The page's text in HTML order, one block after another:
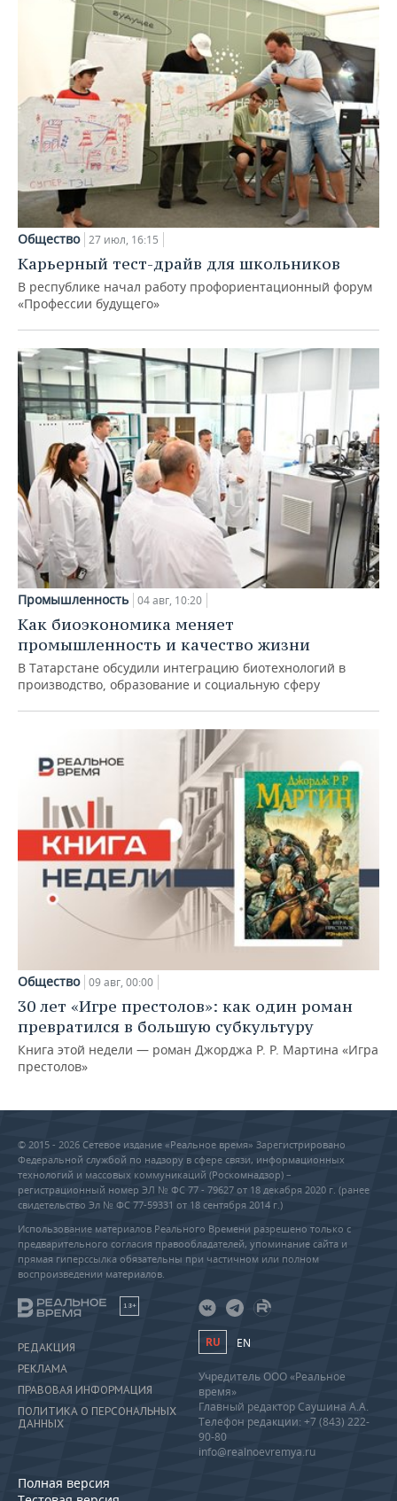
Общество 27 июл, 16:15
Карьерный тест-драйв для школьников
В республике начал работу профориентационный форум
«Профессии будущего»
Промышленность 04 авг, 10:20
Как биоэкономика меняет
промышленность и качество жизни
В Татарстане обсудили интеграцию биотехнологий в
производство, образование и социальную сферу
Общество 09 авг, 00:00
30 лет «Игре престолов»: как один роман
превратился в большую субкультуру
Книга этой недели — роман Джорджа Р. Р. Мартина «Игра
престолов»
© 2015 - 2026 Сетевое издание «Реальное время» Зарегистрировано
Федеральной службой по надзору в сфере связи, информационных
технологий и массовых коммуникаций (Роскомнадзор) –
регистрационный номер ЭЛ № ФС 77 - 79627 от 18 декабря 2020 г. (ранее
свидетельство Эл № ФС 77-59331 от 18 сентября 2014 г.)
Использование материалов Реального Времени разрешено только с
предварительного согласия правообладателей, упоминание сайта и
прямая гиперссылка обязательны при частичном или полном
воспроизведении материалов.
18+
РЕДАКЦИЯ
РЕКЛАМА
ПРАВОВАЯ ИНФОРМАЦИЯ
ПОЛИТИКА О ПЕРСОНАЛЬНЫХ
ДАННЫХ
Полная версия
RU EN
Учредитель ООО «Реальное
время»
Главный редактор Саушина А.А.
Телефон редакции: +7 (843) 222-
90-80
info@realnoevremya.ru